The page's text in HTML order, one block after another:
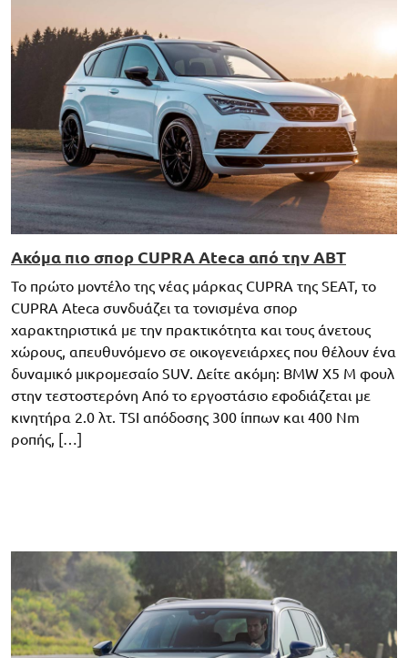
Ακόμα πιο σπορ CUPRA Ateca από την ABT
Το πρώτο μοντέλο της νέας μάρκας CUPRA της SEAT, το
CUPRA Ateca συνδυάζει τα τονισμένα σπορ
χαρακτηριστικά με την πρακτικότητα και τους άνετους
χώρους, απευθυνόμενο σε οικογενειάρχες που θέλουν ένα
δυναμικό μικρομεσαίο SUV. Δείτε ακόμη: BMW X5 Μ φουλ
στην τεστοστερόνη Από το εργοστάσιο εφοδιάζεται με
κινητήρα 2.0 λτ. TSI απόδοσης 300 ίππων και 400 Nm
ροπής, […]